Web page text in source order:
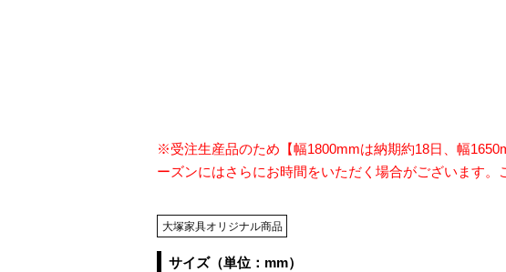
※受注生産品のため【幅1800mmは納期約18日、幅
ーズンにはさらにお時間をいただく場合がございます
大塚家具オリジナル商品
サイズ（単位：mm）